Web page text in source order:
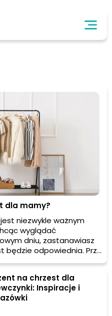
dla mamy?
niezwykle ważnym
wyglądać
dniu, zastanawiasz
będzie odpowiednia. Przy
warto wziąć pod uwagę
czuć się komfortowo i
na chrzest dla
Inspiracje i